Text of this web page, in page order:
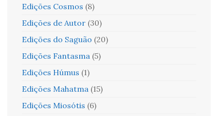
Edições Cosmos (8)
Edições de Autor (30)
Edições do Saguão (20)
Edições Fantasma (5)
Edições Húmus (1)
Edições Mahatma (15)
Edições Miosótis (6)